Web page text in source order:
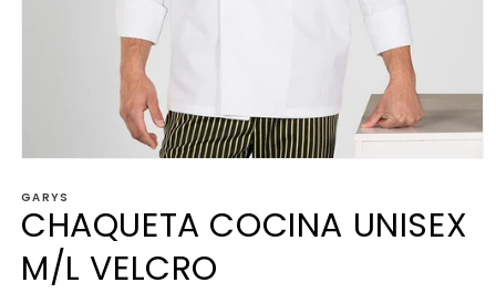
multimedia
1
en
ventana
modal
GARYS
CHAQUETA COCINA UNISEX
M/L VELCRO